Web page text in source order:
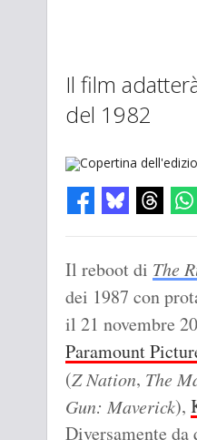
Il film
del 1982
Il reboot di The
dei 1987 con
il 21 novembre
Paramount
(Z Nation, The
Gun: Maverick),
Diversamente da